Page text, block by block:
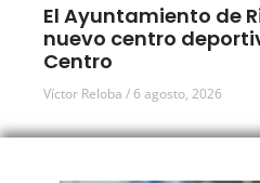
El Ayuntamiento de
nuevo centro
Centro
Víctor Reloba 6 agosto, 2026